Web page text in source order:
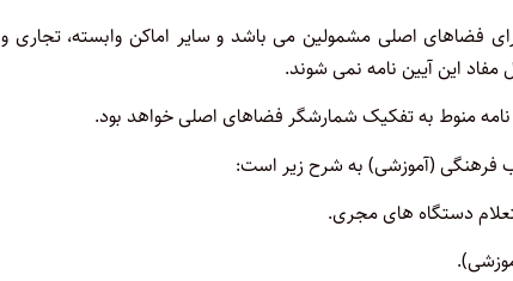
فضاهای اصلی مشمولین می باشد و سایر اماکن وابسته، تجاری و
این آیین نامه نمی شوند.
منوط به تفکیک شمارشگر فضاهای اصلی خواهد بود.
فرهنگی (آموزشی) به شرح زیر است: